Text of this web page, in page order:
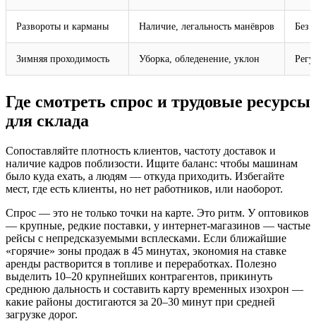
Развороты и карманы Наличие, легальность манёвров Без
Зимняя проходимость Уборка, обледенение, уклон
Где смотреть спрос и трудовые ресурсы
для склада
Сопоставляйте плотность клиентов, частоту доставок и
наличие кадров поблизости. Ищите баланс: чтобы машинам
было куда ехать, а людям — откуда приходить. Избегайте
мест, где есть клиенты, но нет работников, или наоборот.
Спрос — это не только точки на карте. Это ритм. У оптовиков
— крупные, редкие поставки, у интернет-магазинов — частые
рейсы с непредсказуемыми всплесками. Если ближайшие
«горячие» зоны продаж в 45 минутах, экономия на ставке
аренды растворится в топливе и переработках. Полезно
выделить 10–20 крупнейших контрагентов, прикинуть
среднюю дальность и составить карту временных изохрон —
какие районы достигаются за 20–30 минут при средней
загрузке дорог.